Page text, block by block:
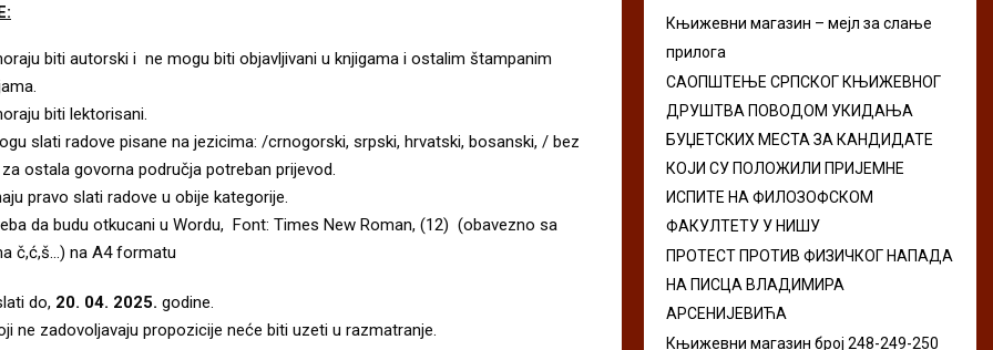
biti autorski i ne mogu biti objavljivani u knjigama i ostalim štampanim
biti lektorisani.
slati radove pisane na jezicima: /crnogorski, srpski, hrvatski, bosanski, / bez
ostala govorna područja potreban prijevod.
pravo slati radove u obije kategorije.
da budu otkucani u Wordu, Font: Times New Roman, (12) (obavezno sa
č,ć,š…) na A4 formatu
do, 20. 04. 2025. godine.
ne zadovoljavaju propozicije neće biti uzeti u razmatranje.
r
:
C
Књижевни магазин – мејл за слање
прилога
САОПШТЕЊЕ СРПСКОГ КЊИЖЕВНОГ
ДРУШТВА ПОВОДОМ УКИДАЊА
БУЏЕТСКИХ МЕСТА ЗА КАНДИДАТЕ
КОЈИ СУ ПОЛОЖИЛИ ПРИЈЕМНЕ
ИСПИТЕ НА ФИЛОЗОФСКОМ
ФАКУЛТЕТУ У НИШУ
ПРОТЕСТ ПРОТИВ ФИЗИЧКОГ НАПАДА
НА ПИСЦА ВЛАДИМИРА
АРСЕНИЈЕВИЋА
Књижевни магазин број 248-249-250